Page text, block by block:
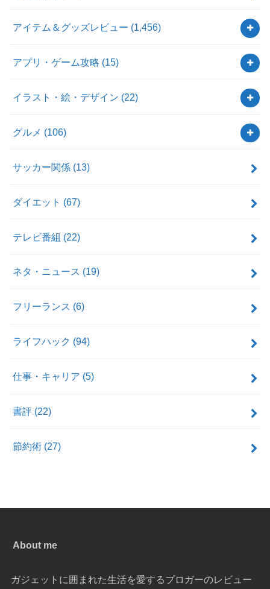
アイテム＆グッズレビュー (1,456)
アプリ・ゲーム攻略 (15)
イラスト・絵・デザイン (22)
グルメ (106)
サッカー関係 (13)
ダイエット (67)
テレビ番組 (22)
ネタ・ニュース (19)
フリーランス (6)
ライフハック (94)
仕事・キャリア (5)
書評 (22)
節約術 (27)
About me
ガジェットに囲まれた生活を愛するブロガーのレビュー